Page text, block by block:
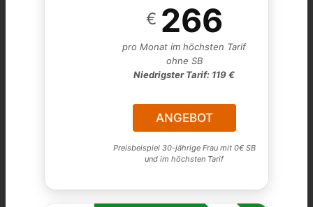
€ 266
pro Monat im höchsten Tarif
ohne SB
Niedrigster Tarif: 119 €
ANGEBOT
Preisbeispiel 30-jährige Frau mit 0€ SB
und im höchsten Tarif